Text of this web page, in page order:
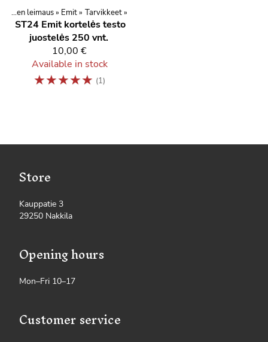
Elektroninen leimaus‪» Emit‪» Tarvikkeet‪»
ST24 Emit kortelės testo
juostelės 250 vnt.
10,00 €
Available in stock
☆☆☆☆☆ (1)
Store
Kauppatie 3
29250 Nakkila
Opening hours
Mon–Fri 10–17
Customer service